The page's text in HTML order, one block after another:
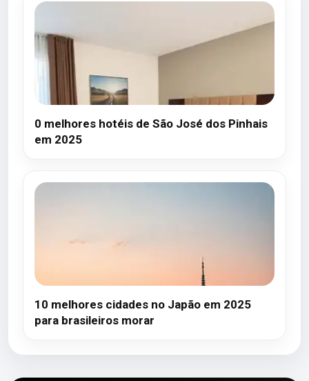
0 melhores hotéis de São José dos Pinhais
em 2025
10 melhores cidades no Japão em 2025
para brasileiros morar